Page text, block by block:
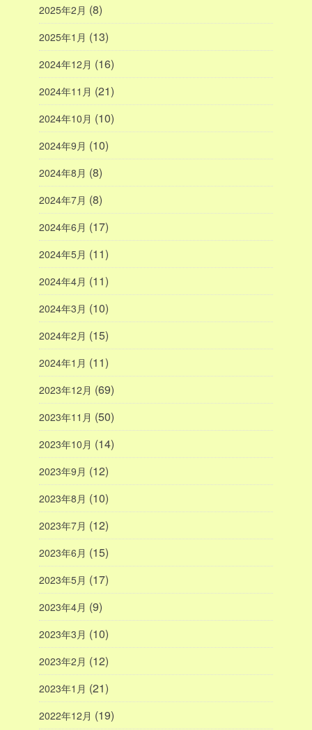
2025年2月 (8)
2025年1月 (13)
2024年12月 (16)
2024年11月 (21)
2024年10月 (10)
2024年9月 (10)
2024年8月 (8)
2024年7月 (8)
2024年6月 (17)
2024年5月 (11)
2024年4月 (11)
2024年3月 (10)
2024年2月 (15)
2024年1月 (11)
2023年12月 (69)
2023年11月 (50)
2023年10月 (14)
2023年9月 (12)
2023年8月 (10)
2023年7月 (12)
2023年6月 (15)
2023年5月 (17)
2023年4月 (9)
2023年3月 (10)
2023年2月 (12)
2023年1月 (21)
2022年12月 (19)